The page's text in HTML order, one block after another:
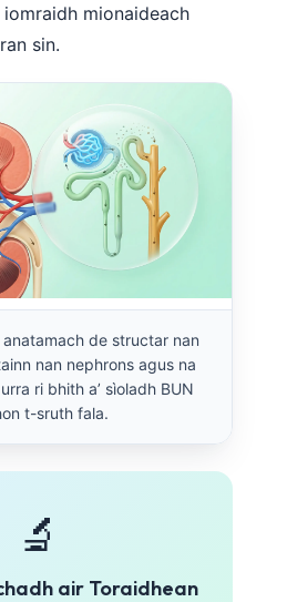
mionaideach
sin.
anatamach de structar nan
nan nephrons agus na
ri bhith a’ sìoladh BUN
t-sruth fala.
🔬
air Toraidhean